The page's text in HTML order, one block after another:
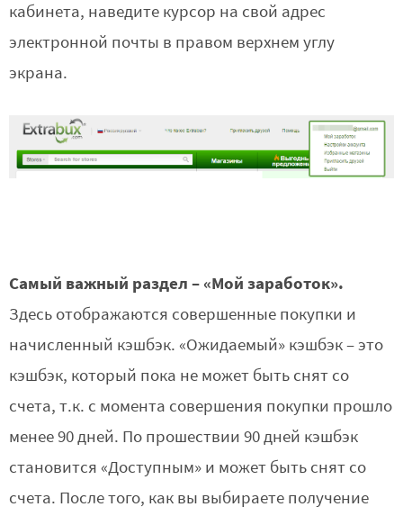
кабинета, наведите курсор на свой адрес
электронной почты в правом верхнем углу
экрана.
Самый важный раздел – «Мой заработок».
Здесь отображаются совершенные покупки и
начисленный кэшбэк. «Ожидаемый» кэшбэк – это
кэшбэк, который пока не может быть снят со
счета, т.к. с момента совершения покупки прошло
менее 90 дней. По прошествии 90 дней кэшбэк
становится «Доступным» и может быть снят со
счета. После того, как вы выбираете получение